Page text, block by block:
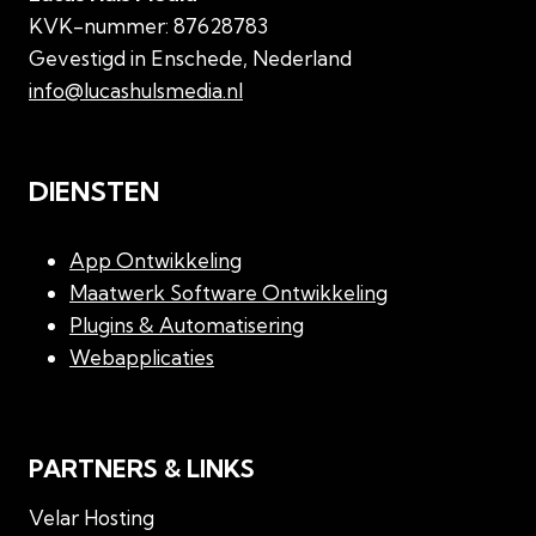
KVK-nummer: 87628783
Gevestigd in Enschede, Nederland
info@lucashulsmedia.nl
DIENSTEN
App Ontwikkeling
Maatwerk Software Ontwikkeling
Plugins & Automatisering
Webapplicaties
PARTNERS & LINKS
Velar Hosting